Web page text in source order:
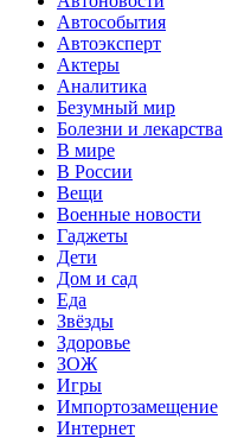
Автособытия
Автоэксперт
Актеры
Аналитика
Безумный мир
Болезни и лекарства
В мире
В России
Вещи
Военные новости
Гаджеты
Дети
Дом и сад
Еда
Звёзды
Здоровье
ЗОЖ
Игры
Импортозамещение
Интернет